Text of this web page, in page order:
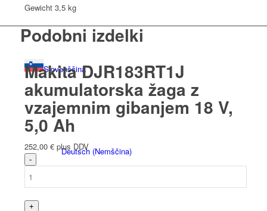
Slovenščina
Deutsch(Nemščina)
Gewicht 3,5 kg
Podobni izdelki
Makita DJR183RT1J
akumulatorska žaga z
vzajemnim gibanjem 18 V,
5,0 Ah
252,00 € plus DDV